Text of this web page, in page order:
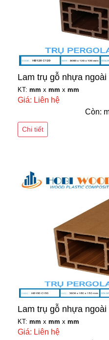
Lam trụ gỗ nhựa
KT: mm x mm x mm
Giá: Liên hệ
Còn:
Chi tiết
Lam trụ gỗ nhựa
KT: mm x mm x mm
Giá: Liên hệ